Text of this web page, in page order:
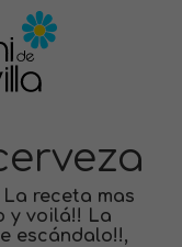
receta mas
y voilá!! La
escándalo!!,